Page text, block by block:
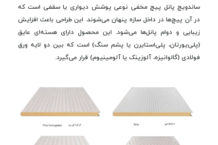
ساندویچ پانل پیچ مخفی نوعی پوشش دیواری یا سقفی است که
در آن پیچ‌ها در داخل سازه پنهان می‌شوند. این طراحی باعث افزایش
زیبایی و دوام پانل‌ها می‌شود. این محصول دارای هسته‌ای عایق
(پلی‌یورتان، پلی‌استایرن یا پشم سنگ) است که بین دو لایه ورق
فولادی (گالوانیزه، آلوزینک یا آلومینیوم) قرار می‌گیرد.